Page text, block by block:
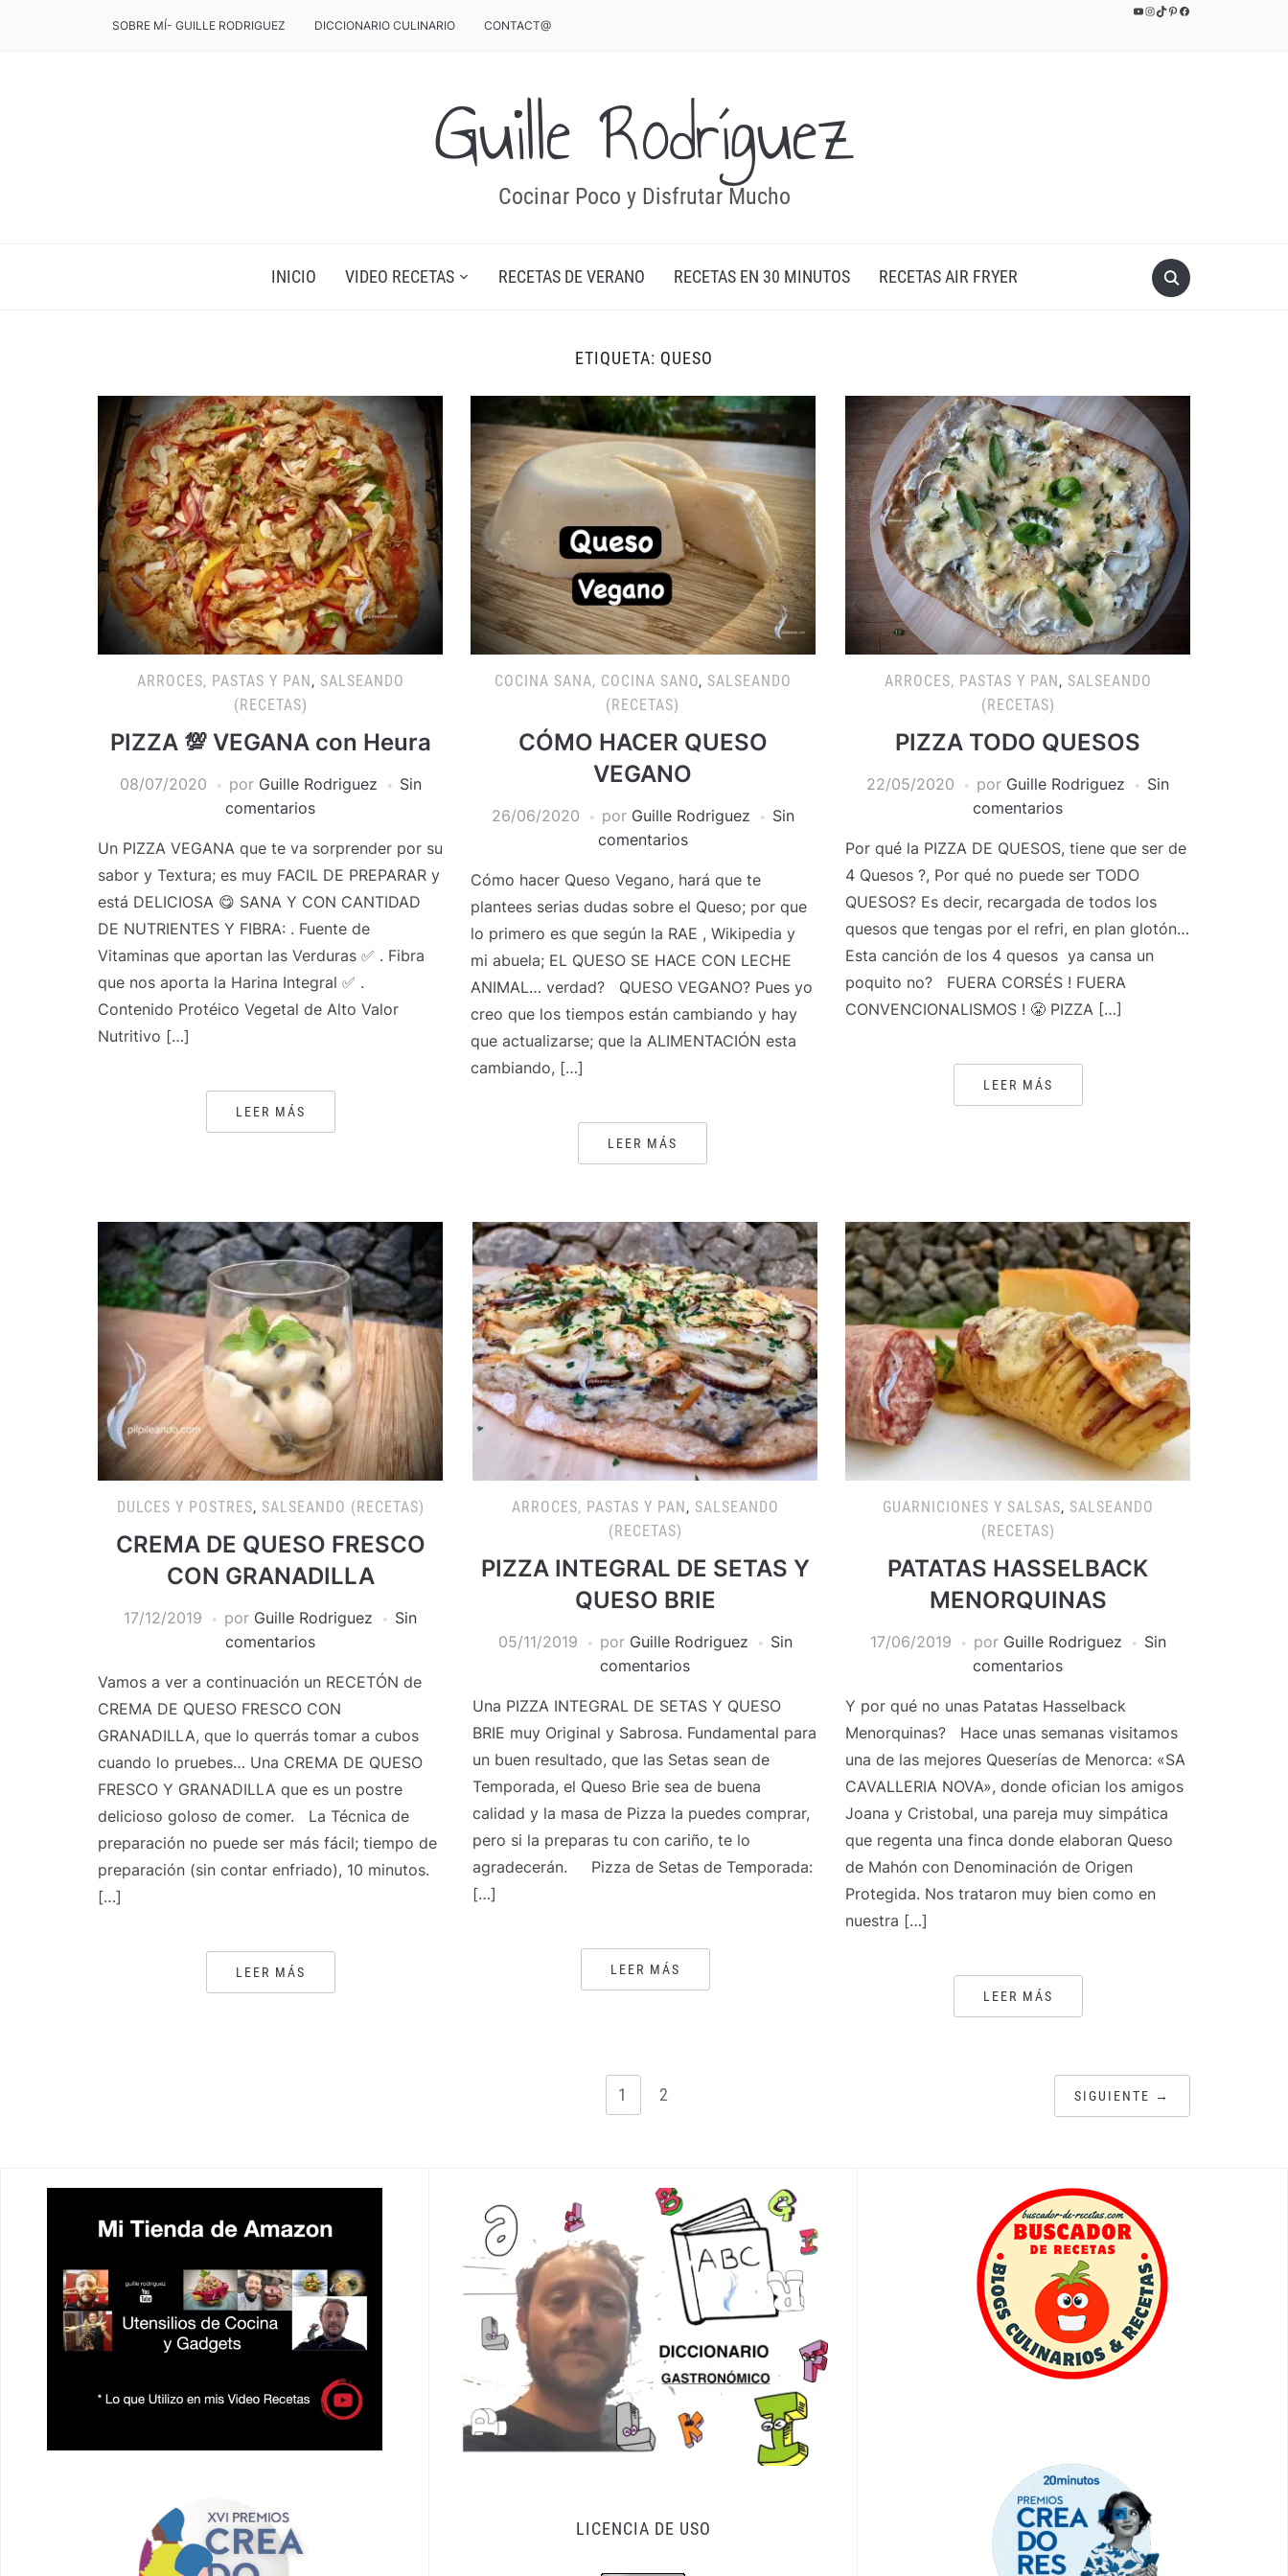
YouTube
Instagram
TikTok
Pinterest
Facebook
SOBRE MÍ- GUILLE RODRIGUEZ DICCIONARIO CULINARIO CONTACT@
Guille Rodríguez
Cocinar Poco y Disfrutar Mucho
INICIO VIDEO RECETAS RECETAS DE VERANO RECETAS EN 30 MINUTOS RECETAS AIR FRYER
ETIQUETA: QUESO
ARROCES, PASTAS Y PAN, SALSEANDO
(RECETAS)
PIZZA 💯 VEGANA con Heura
08/07/2020 por Guille Rodriguez
Sin
comentarios
Un PIZZA VEGANA que te va sorprender por su
sabor y Textura; es muy FACIL DE PREPARAR y
está DELICIOSA 😋 SANA Y CON CANTIDAD
DE NUTRIENTES Y FIBRA: . Fuente de
Vitaminas que aportan las Verduras ✅ . Fibra
que nos aporta la Harina Integral ✅ .
Contenido Protéico Vegetal de Alto Valor
Nutritivo […]
LEER MÁS
COCINA SANA, COCINA SANO, SALSEANDO
(RECETAS)
CÓMO HACER QUESO
VEGANO
26/06/2020 por Guille Rodriguez
Sin
comentarios
Cómo hacer Queso Vegano, hará que te
plantees serias dudas sobre el Queso; por que
lo primero es que según la RAE , Wikipedia y
mi abuela; EL QUESO SE HACE CON LECHE
ANIMAL… verdad? QUESO VEGANO? Pues yo
creo que los tiempos están cambiando y hay
que actualizarse; que la ALIMENTACIÓN esta
cambiando, […]
LEER MÁS
ARROCES, PASTAS Y PAN, SALSEANDO
(RECETAS)
PIZZA TODO QUESOS
22/05/2020 por Guille Rodriguez
Sin
comentarios
Por qué la PIZZA DE QUESOS, tiene que ser de
4 Quesos ?, Por qué no puede ser TODO
QUESOS? Es decir, recargada de todos los
quesos que tengas por el refri, en plan glotón…
Esta canción de los 4 quesos ya cansa un
poquito no? FUERA CORSÉS ! FUERA
CONVENCIONALISMOS ! 😤 PIZZA […]
LEER MÁS
DULCES Y POSTRES, SALSEANDO (RECETAS)
CREMA DE QUESO FRESCO
CON GRANADILLA
17/12/2019 por Guille Rodriguez
Sin
comentarios
Vamos a ver a continuación un RECETÓN de
CREMA DE QUESO FRESCO CON
GRANADILLA, que lo querrás tomar a cubos
cuando lo pruebes… Una CREMA DE QUESO
FRESCO Y GRANADILLA que es un postre
delicioso goloso de comer. La Técnica de
preparación no puede ser más fácil; tiempo de
preparación (sin contar enfriado), 10 minutos.
[…]
LEER MÁS
ARROCES, PASTAS Y PAN, SALSEANDO
(RECETAS)
PIZZA INTEGRAL DE SETAS Y
QUESO BRIE
05/11/2019 por Guille Rodriguez
Sin
comentarios
Una PIZZA INTEGRAL DE SETAS Y QUESO
BRIE muy Original y Sabrosa. Fundamental para
un buen resultado, que las Setas sean de
Temporada, el Queso Brie sea de buena
calidad y la masa de Pizza la puedes comprar,
pero si la preparas tu con cariño, te lo
agradecerán. Pizza de Setas de Temporada:
[…]
LEER MÁS
GUARNICIONES Y SALSAS, SALSEANDO
(RECETAS)
PATATAS HASSELBACK
MENORQUINAS
17/06/2019 por Guille Rodriguez
Sin
comentarios
Y por qué no unas Patatas Hasselback
Menorquinas? Hace unas semanas visitamos
una de las mejores Queserías de Menorca: «SA
CAVALLERIA NOVA», donde ofician los amigos
Joana y Cristobal, una pareja muy simpática
que regenta una finca donde elaboran Queso
de Mahón con Denominación de Origen
Protegida. Nos trataron muy bien como en
nuestra […]
LEER MÁS
1 2 SIGUIENTE →
LICENCIA DE USO